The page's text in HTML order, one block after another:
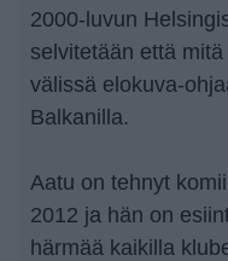
2000-luvun
selvitetään että
välissä elokuva-
Balkanilla.
Aatu on tehnyt
2012 ja hän on
härmää kaikilla